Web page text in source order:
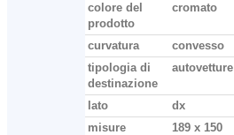
colore del
prodotto
cromato
curvatura
convesso
tipologia di
destinazione
autovetture
lato
dx
misure
189 x 150